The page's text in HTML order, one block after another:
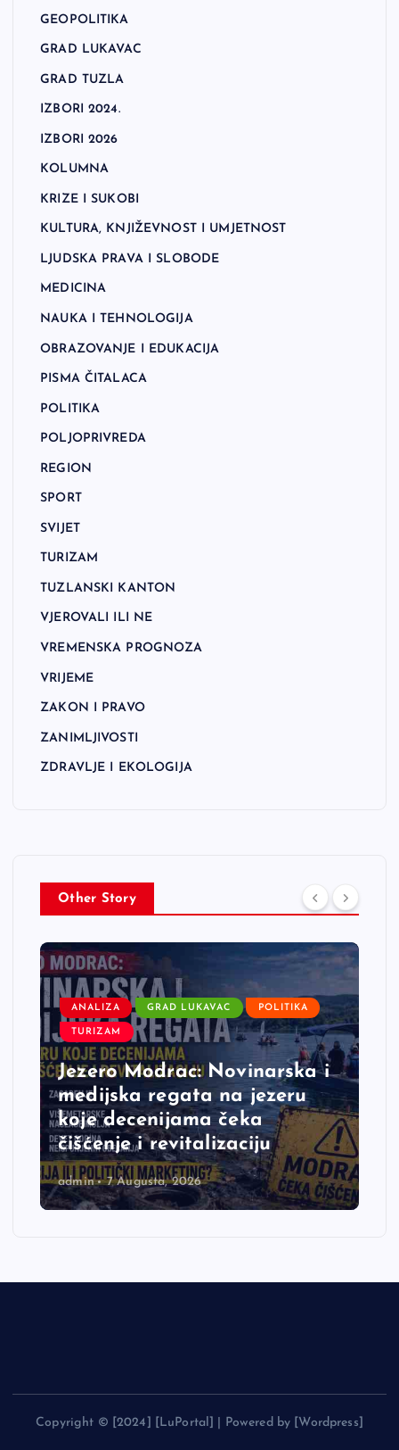
GEOPOLITIKA
GRAD LUKAVAC
GRAD TUZLA
IZBORI 2024.
IZBORI 2026
KOLUMNA
KRIZE I SUKOBI
KULTURA, KNJIŽEVNOST I UMJETNOST
LJUDSKA PRAVA I SLOBODE
MEDICINA
NAUKA I TEHNOLOGIJA
OBRAZOVANJE I EDUKACIJA
PISMA ČITALACA
POLITIKA
POLJOPRIVREDA
REGION
SPORT
SVIJET
TURIZAM
TUZLANSKI KANTON
VJEROVALI ILI NE
VREMENSKA PROGNOZA
VRIJEME
ZAKON I PRAVO
ZANIMLJIVOSTI
ZDRAVLJE I EKOLOGIJA
Other Story
ANALIZA GRAD LUKAVAC POLITIKA
TURIZAM
Jezero Modrac: Novinarska i
medijska regata na jezeru
koje decenijama čeka
čišćenje i revitalizaciju
admin 7 Augusta, 2026
Copyright © [2024] [LuPortal] | Powered by [Wordpress]